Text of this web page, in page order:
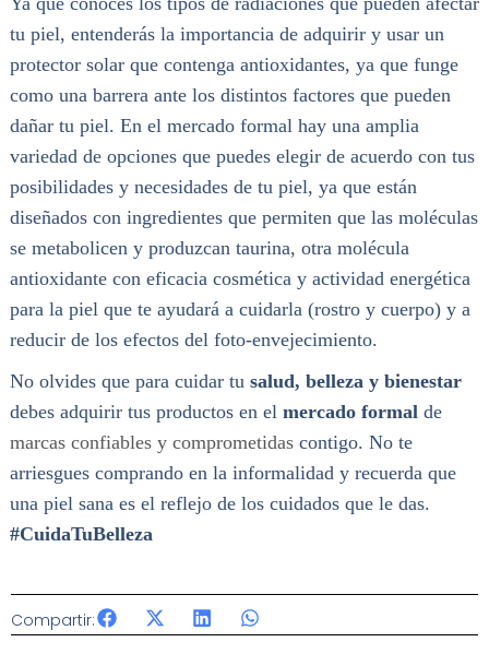
tu piel, entenderás la importancia de adquirir y usar un
protector solar que contenga antioxidantes, ya que funge
como una barrera ante los distintos factores que pueden
dañar tu piel. En el mercado formal hay una amplia
variedad de opciones que puedes elegir de acuerdo con tus
posibilidades y necesidades de tu piel, ya que están
diseñados con ingredientes que permiten que las moléculas
se metabolicen y produzcan taurina, otra molécula
antioxidante con eficacia cosmética y actividad energética
para la piel que te ayudará a cuidarla (rostro y cuerpo) y a
reducir de los efectos del foto-envejecimiento.
No olvides que para cuidar tu salud, belleza y bienestar
debes adquirir tus productos en el mercado formal de
marcas confiables y comprometidascontigo. No te
arriesgues comprando en la informalidad y recuerda que
una piel sana es el reflejo de los cuidados que le das.
#CuidaTuBelleza
Compartir: